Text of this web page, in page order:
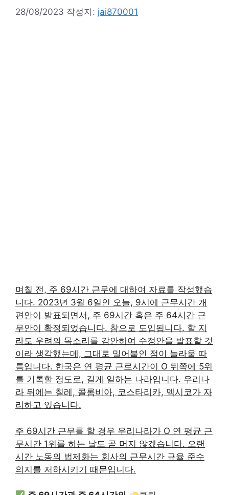
28/08/2023 작성자: jai870001
며칠 전, 주 69시간 근무에 대하여 자료를 작성했습
니다. 2023년 3월 6일인 오늘, 9시에 근무시간 개
편안이 발표되면서, 주 69시간 혹은 주 64시간 근
무안이 확정되었습니다. 참으로 도입됩니다. 할 지
라도 우려의 목소리를 감안하여 수정안을 발표할 것
이라 생각했는데, 그대로 밀어붙인 점이 놀라울 따
름입니다. 한국은 연 평균 근로시간이 O 뒤쪽에 5위
를 기록할 정도로, 길게 일하는 나라입니다. 우리나
라 뒤에는 칠레, 콜롬비아, 코스타리카, 멕시코가 자
리하고 있습니다.
주 69시간 근무를 할 경우 우리나라가 O 연 평균 근
무시간 1위를 하는 날도 곧 머지 않겠습니다. 오랜
시간 노동의 법제화는 회사의 근무시간 규율 준수
의지를 저하시키기 때문입니다.